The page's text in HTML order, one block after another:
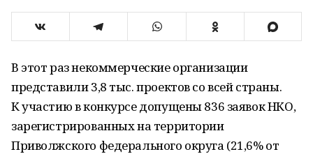
В этот раз некоммерческие организации
представили 3,8 тыс. проектов со всей страны.
К участию в конкурсе допущены 836 заявок НКО,
зарегистрированных на территории
Приволжского федерального округа (21,6% от